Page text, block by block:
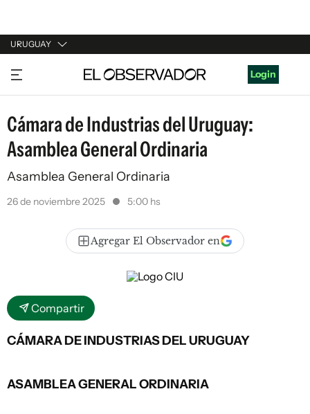
URUGUAY
URUGUAY
ARGENTINA
ESPAÑA
ESTADOS UNIDOS
Login
Cámara de Industrias del Uruguay:
Asamblea General Ordinaria
Asamblea General Ordinaria
26 de noviembre 2025 5:00 hs
Agregar El Observador en
Compartir
CÁMARA DE INDUSTRIAS DEL URUGUAY
ASAMBLEA GENERAL ORDINARIA